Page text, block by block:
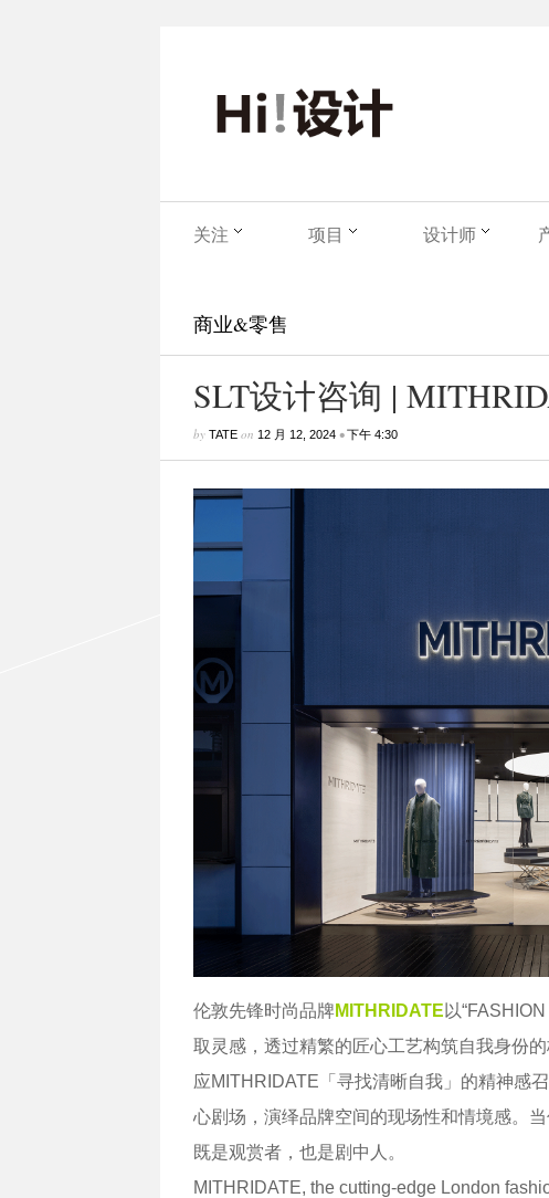
关注 项目 设计师
商业&零售
SLT设计咨询 |
by TATEon 12 月 12, 2024•下午 4:30
伦敦先锋时尚品牌 MITHRIDATE 以
取灵感，透过精繁的匠心工艺构筑自我身份
应MITHRIDATE「寻找清晰自我」的精神感
心剧场，演绎品牌空间的现场性和情境感。
既是观赏者，也是剧中人。
MITHRIDATE, the cutting-edge London